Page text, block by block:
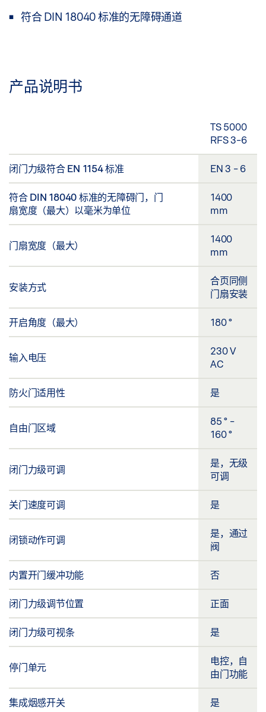
符合 DIN 18040 标准的无障碍通道
产品说明书
TS 5000
RFS 3-6
闭门力级符合 EN 1154 标准 EN 3 - 6
符合 DIN 18040 标准的无障碍门，门
扇宽度（最大）以毫米为单位
1400
mm
门扇宽度（最大）
1400
mm
安装方式
合页同侧
门扇安装
开启角度（最大） 180 °
输入电压
230 V
AC
防火门适用性 是
自由门区域
85 ° -
160 °
闭门力级可调
是，无级
可调
关门速度可调 是
闭锁动作可调
是，通过
阀
内置开门缓冲功能 否
闭门力级调节位置 正面
闭门力级可视条 是
停门单元
电控，自
由门功能
集成烟感开关 是